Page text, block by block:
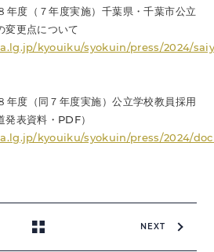
年度（７年度実施）千葉県・千葉市公立
変更点について
kyouiku/syokuin/press/2024/
年度（同７年度実施）公立学校教員採用
表資料・PDF）
kyouiku/syokuin/press/2024/
NEXT